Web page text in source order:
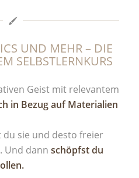
UND MEHR – DIE
SELBSTLERNKURS
Geist mit relevantem
in Bezug auf Materialien
sie und desto freier
Und dann schöpfst du